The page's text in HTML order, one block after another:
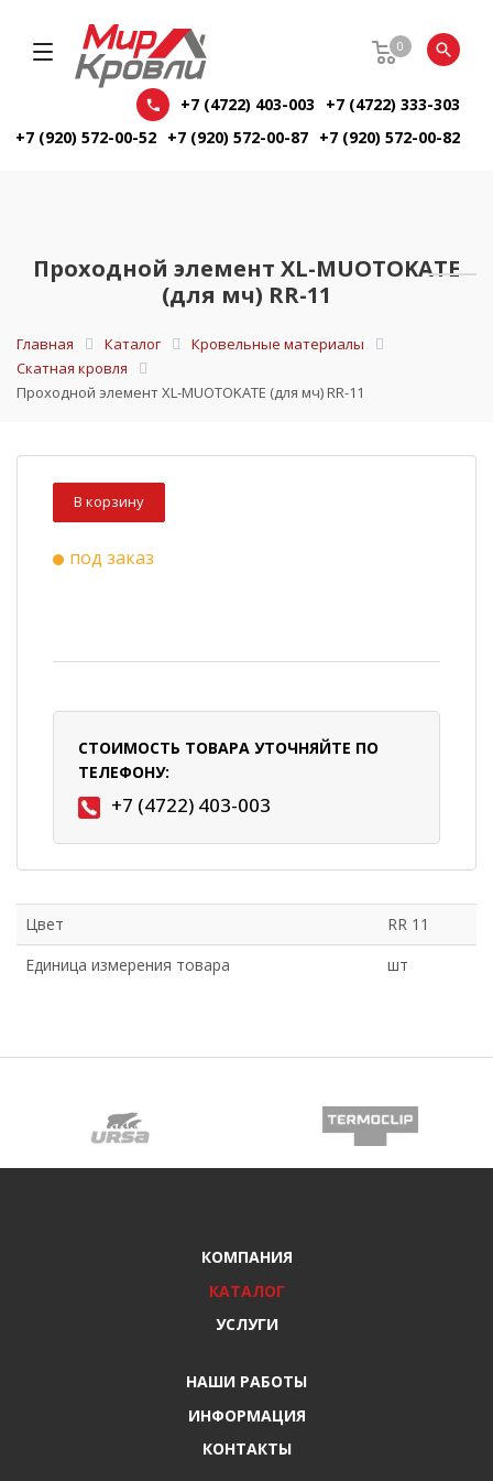
0
+7 (4722) 403-003
+7 (4722) 333-303
+7 (920) 572-00-52 +7 (920) 572-00-87 +7 (920) 572-00-82
Проходной элемент XL-MUOTOKATE
(для мч) RR-11
Главная Каталог
Кровельные материалы
Скатная кровля
Проходной элемент XL-MUOTOKATE (для мч) RR-11
В корзину
под заказ
СТОИМОСТЬ ТОВАРА УТОЧНЯЙТЕ ПО
ТЕЛЕФОНУ:
+7 (4722) 403-003
Цвет
RR 11
Единица измерения товара
шт
КОМПАНИЯ
КАТАЛОГ
УСЛУГИ
НАШИ РАБОТЫ
ИНФОРМАЦИЯ
КОНТАКТЫ